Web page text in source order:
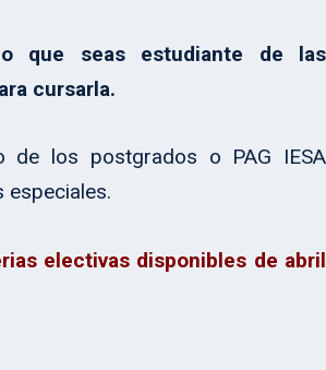
que seas estudiante de las
cursarla.
de los postgrados o PAG IESA
especiales.
electivas disponibles de abril